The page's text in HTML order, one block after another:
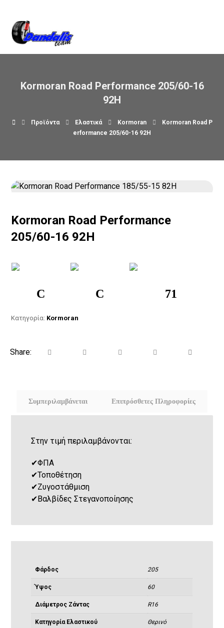
Kormoran Road Performance 205/60-16
92H
Προϊόντα Ελαστικά Kormoran
Kormoran Road P
erformance 205/60-16 92H
Kormoran Road Performance
205/60-16 92H
C C 71
Κατηγορία: Kormoran
Συμπεριλαμβάνεται Επιπρόσθετες Πληροφορίες
Στην τιμή περιλαμβάνονται:
✔ΦΠΑ
✔Τοποθέτηση
✔Ζυγοστάθμιση
✔Βαλβίδες Στεγανοποίησης
Φάρδος 205
Ύψος 60
Διάμετρος Ζάντας R16
Κατηγορία Ελαστικού Θερινό